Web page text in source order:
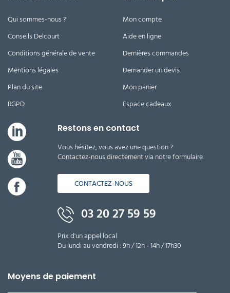
Qui sommes-nous ?
Conseils Delcourt
Conditions générale de vente
Mentions légales
Plan du site
RGPD
Mon compte
Aide en ligne
Dernières commandes
Demander un devis
Mon panier
Espace cadeaux
Restons en contact
Vous hésitez, vous avez une question ?
Contactez-nous directement via notre formulaire.
CONTACTEZ-NOUS
03 20 27 59 59
Prix d'un appel local
Du lundi au vendredi : 9h / 12h - 14h / 17h30
Moyens de paiement